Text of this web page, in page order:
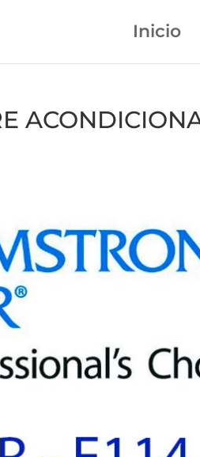
Inicio